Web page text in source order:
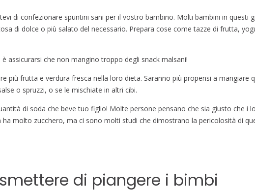
di confezionare spuntini sani per il vostro bambino. Molti bambini in questi
di dolce o più salato del necessario. Prepara cose come tazze di frutta,
assicurarsi che non mangino troppo degli snack malsani!
più frutta e verdura fresca nella loro dieta. Saranno più propensi a mangiare
o spruzzi, o se le mischiate in altri cibi.
di soda che beve tuo figlio! Molte persone pensano che sia giusto che i
ha molto zucchero, ma ci sono molti studi che dimostrano la pericolosità di
di piangere i bimbi